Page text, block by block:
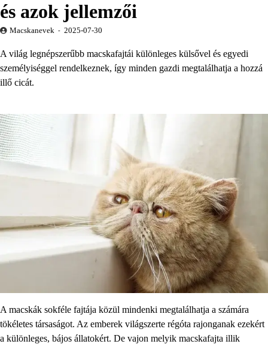
és azok jellemzői
Macskanevek 2025-07-30
A világ legnépszerűbb macskafajtái különleges külsővel és egyedi
személyiséggel rendelkeznek, így minden gazdi megtalálhatja a hozzá
illő cicát.
A macskák sokféle fajtája közül mindenki megtalálhatja a számára
tökéletes társaságot. Az emberek világszerte régóta rajonganak ezekért
a különleges, bájos állatokért. De vajon melyik macskafajta illik